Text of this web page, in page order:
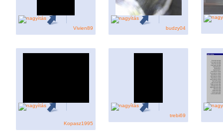
Vivien89 budzy04
Kopasz1995
trebi69